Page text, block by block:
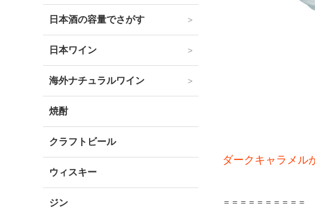
ダークキャラメル
＝＝＝＝＝＝＝＝＝＝
日本酒の容量でさがす
日本ワイン
海外ナチュラルワイン
焼酎
クラフトビール
ウィスキー
ジン